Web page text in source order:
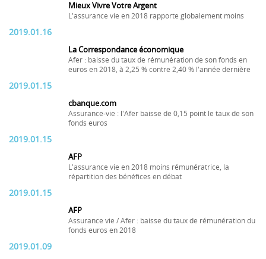
Mieux Vivre Votre Argent
L'assurance vie en 2018 rapporte globalement moins
2019.01.16
La Correspondance économique
Afer : baisse du taux de rémunération de son fonds en
euros en 2018, à 2,25 % contre 2,40 % l'année dernière
2019.01.15
cbanque.com
Assurance-vie : l'Afer baisse de 0,15 point le taux de son
fonds euros
2019.01.15
AFP
L'assurance vie en 2018 moins rémunératrice, la
répartition des bénéfices en débat
2019.01.15
AFP
Assurance vie / Afer : baisse du taux de rémunération du
fonds euros en 2018
2019.01.09